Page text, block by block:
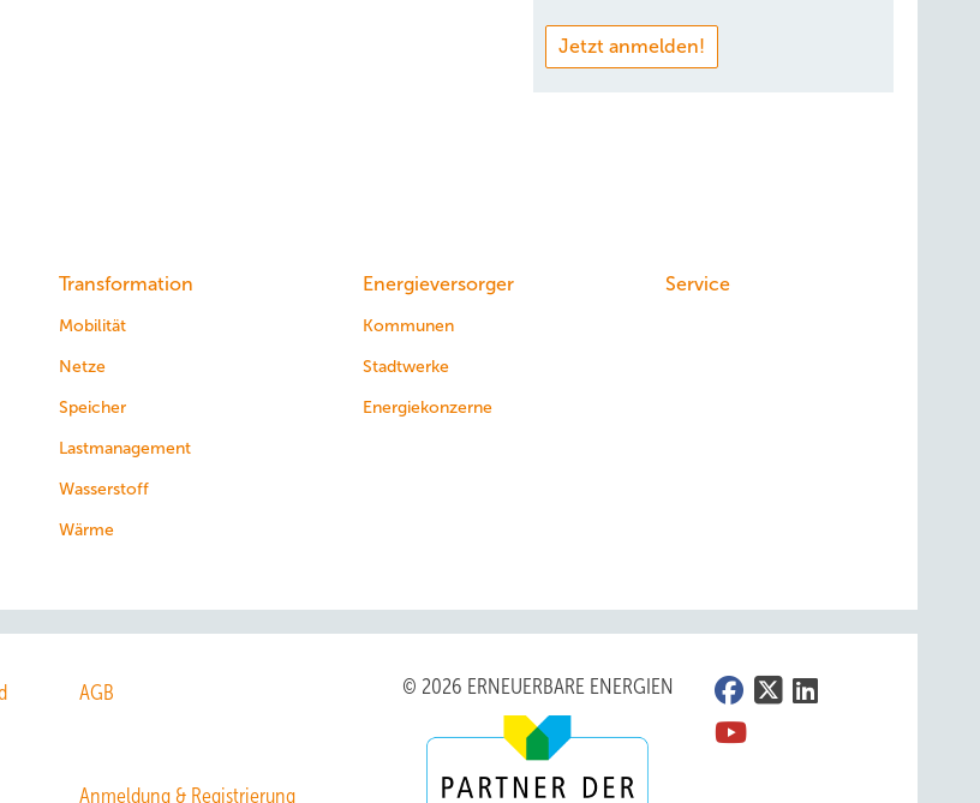
Jetzt anmelden!
Transformation
Mobilität
Netze
Speicher
Lastmanagement
Wasserstoff
Wärme
Energieversorger
Kommunen
Stadtwerke
Energiekonzerne
Service
AGB
Anmeldung & Registrierung
© 2026 ERNEUERBARE ENERGIEN